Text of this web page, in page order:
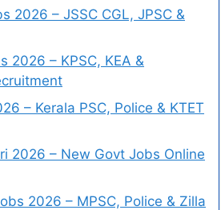
2026 – JSSC CGL, JPSC &
2026 – KPSC, KEA &
– Kerala PSC, Police & KTET
2026 – New Govt Jobs Online
2026 – MPSC, Police & Zilla